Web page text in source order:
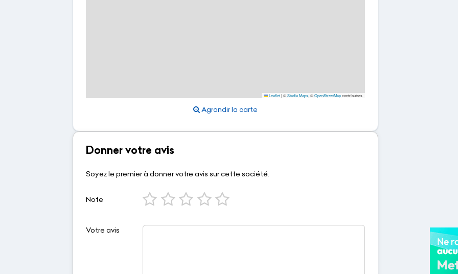
Leaflet |©Stadia Maps , ©OpenStreetMapcontributors
Agrandir la carte
Donner votre avis
Soyez le premier à donner votre avis sur cette société.
Note
Votre avis